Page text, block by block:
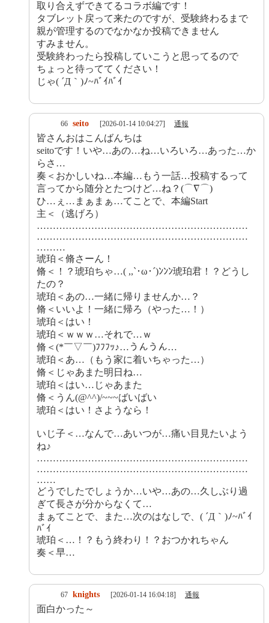
取り合えずできてるコラボ編です！
タブレット戻って来たのですが、受験終わるまで
親が管理するのでなかなか投稿できません
すみません。
受験終わったら投稿していこうと思ってるので
ちょっと待っててください！
じゃ( ´Д｀)ﾉ~ﾊﾞｲﾊﾞｲ
66 seito [2026-01-14 10:04:27] 通報
皆さんおはこんばんちは
seitoです！いや…あの…ね…いろいろ…あった…か
らさ…
奏＜おかしいね…本編…もう一話…投稿するって
言ってから随分とたつけど…ね？(⌒∇⌒)
ひ…ぇ…まぁまぁ…てことで、本編Start
主＜（逃げろ）
…………………………………………………………
…………………………………………………………
………
琥珀＜脩さーん！
脩＜！？琥珀ちゃ…( ,,`･ω･´)ﾝﾝﾝ琥珀君！？どうし
たの？
琥珀＜あの…一緒に帰りませんか…？
脩＜いいよ！一緒に帰ろ（やった…！）
琥珀＜はい！
琥珀＜ｗｗｗ…それで…ｗ
脩＜(*￣▽￣)ﾌﾌﾌｯ♪…うんうん…
琥珀＜あ…（もう家に着いちゃった…）
脩＜じゃあまた明日ね…
琥珀＜はい…じゃあまた
脩＜うん(@^^)/~~~ばいばい
琥珀＜はい！さようなら！
いじ子＜…なんで…あいつが…痛い目見たいよう
ね♪
…………………………………………………………
…………………………………………………………
……
どうでしたでしょうか…いや…あの…久しぶり過
ぎて長さが分からなくて…
まぁてことで、また…次のはなしで、( ´Д｀)ﾉ~ﾊﾞｲ
ﾊﾞｲ
琥珀＜…！？もう終わり！？おつかれちゃん
奏＜早…
67 knights [2026-01-14 16:04:18] 通報
面白かった～